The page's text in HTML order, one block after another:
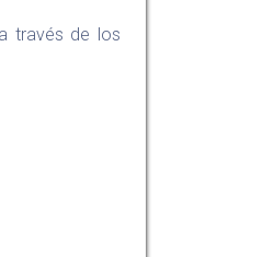
través de los